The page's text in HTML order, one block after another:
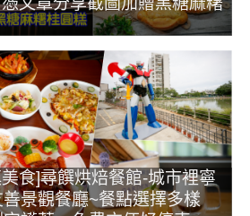
食]尋饌烘焙餐館-城市裡寧
景觀餐廳~餐點選擇多樣